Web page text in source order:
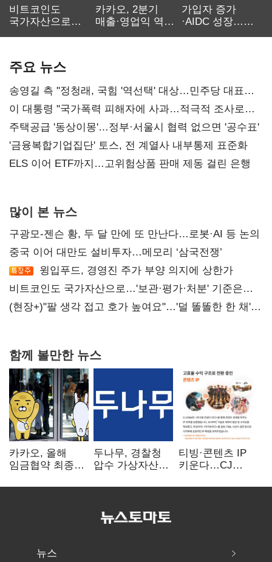
비트코인도
국가자산으로…'
카카오, 2분기
매출·영업익 역대
가입자 증가
·AIDC 성장…
주요 뉴스
송영길 측 "정청래, 국힘 '역선택' 대상…민주당 대표로
총선 지휘 못해"
이 대통령 "국가폭력 피해자에 사과…적극적 조사로
진실 밝혀야"
주택공급 '동상이몽'…정부·서울시 협력 없으면 '공수표'
'금융복합기업집단' 토스, 전 계열사 내부통제 표준화
ELS 이어 ETF까지…고위험상품 판매 제동 걸린 은행
많이 본 뉴스
구광모-젠슨 황, 두 달 만에 또 만난다…로봇·AI 등 논의
중국 이어 대만도 설비투자…메모리 ‘삼국전쟁’
윙입푸드, 경영진 주가 부양 의지에 상한가
비트코인도 국가자산으로…'보관·평가·처분' 기준은
숙제
(현장+)"팔 생각 접고 호가 높여요"…'덜 똘똘한 한 채'
함께 볼만한 뉴스
카카오, 올해
임금협약 최종
인상·격려금
두나무, 경찰청
압수 가상자산
커스터디 사업
티빙·콘텐츠 IP
키운다…CJ
글로벌 확장 가속
뉴스